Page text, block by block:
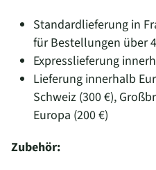
Standardlieferung in
für Bestellungen über
Expresslieferung
Lieferung innerhalb
Schweiz (300 €),
Europa (200 €)
Zubehör: